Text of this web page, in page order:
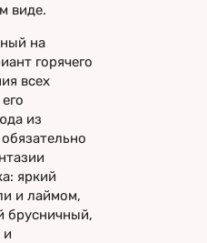
виде.
на
горячего
всех
из
яркий
и лаймом,
брусничный,
и